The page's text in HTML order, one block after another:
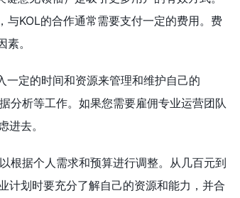
与KOL的合作通常需要支付一定的费用。费
。
一定的时间和资源来管理和维护自己的
分析等工作。如果您需要雇佣专业运营团队
去。
根据个人需求和预算进行调整。从几百元到
计划时要充分了解自己的资源和能力，并合